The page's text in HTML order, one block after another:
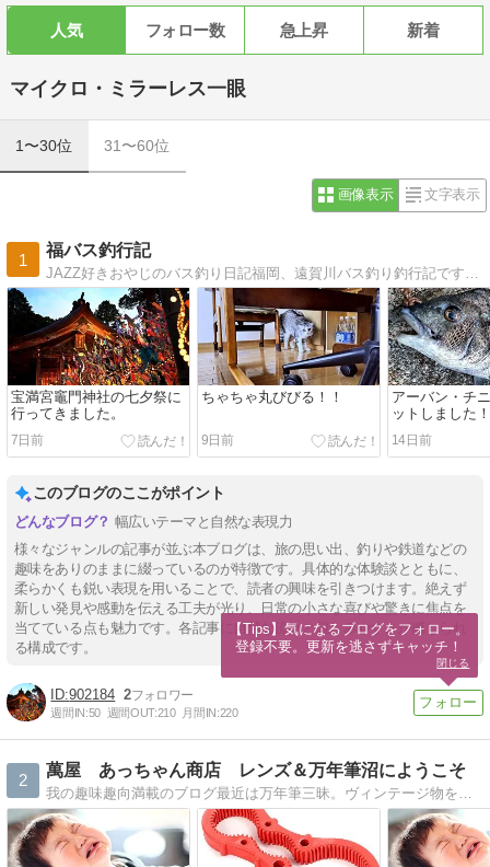
人気 フォロー数 急上昇 新着
マイクロ・ミラーレス一眼
1〜30位 31〜60位
画像表示 文字表示
1
福バス釣行記
宝満宮竈門神社の七夕祭に
行ってきました。
7日前
ちゃちゃ丸びびる！！
9日前
アーバン・チ
ットしました
14日前
このブログのここがポイント
幅広いテーマと自然な表現力
様々なジャンルの記事が並ぶ本ブログは、旅の思い出、釣りや鉄道などの
趣味をありのままに綴っているのが特徴です。具体的な体験談とともに、
柔らかくも鋭い表現を用いることで、読者の興味を引きつけます。絶えず
新しい発見や感動を伝える工夫が光り、日常の小さな喜びや驚きに焦点を
当てている点も魅力です。各記事に自然な流れと親しみやすさが感じられ
る構成です。
902184 2
週間IN:50 週間OUT:210 月間IN:220
2
萬屋 あっちゃん商店 レンズ＆万年筆沼にようこそ
我の趣味趣向満載のブログ最近は万年筆三昧。ヴィンテージ物を海外から招集したりFA改造したり。カメラはオールドレンズの撮影やリペアなど！
【Tips】気になるブログをフォロー。
登録不要。更新を逃さずキャッチ！
閉じる